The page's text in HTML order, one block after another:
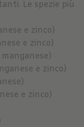
Le spezie più
e zinco)
e zinco)
e zinco)
e zinco)